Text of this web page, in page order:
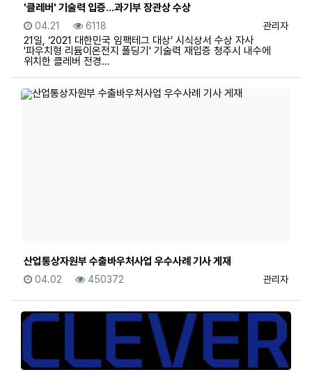
'클레버' 기술력 입증...과기부 장관상 수상
등록자
관리자
등록일
04.21 조회
6118
21일, ‘2021 대한민국 임팩테그 대상’ 시식상서 수상 자사
'파우치형 리듐이온전지 폴딩기' 기술력 재입증 청주시 내수에
위치한 클레버 전경…
산업통상자원부 수출바우처사업 우수사례 기사 게재
등록자
관리자
등록일
04.02 조회
450372